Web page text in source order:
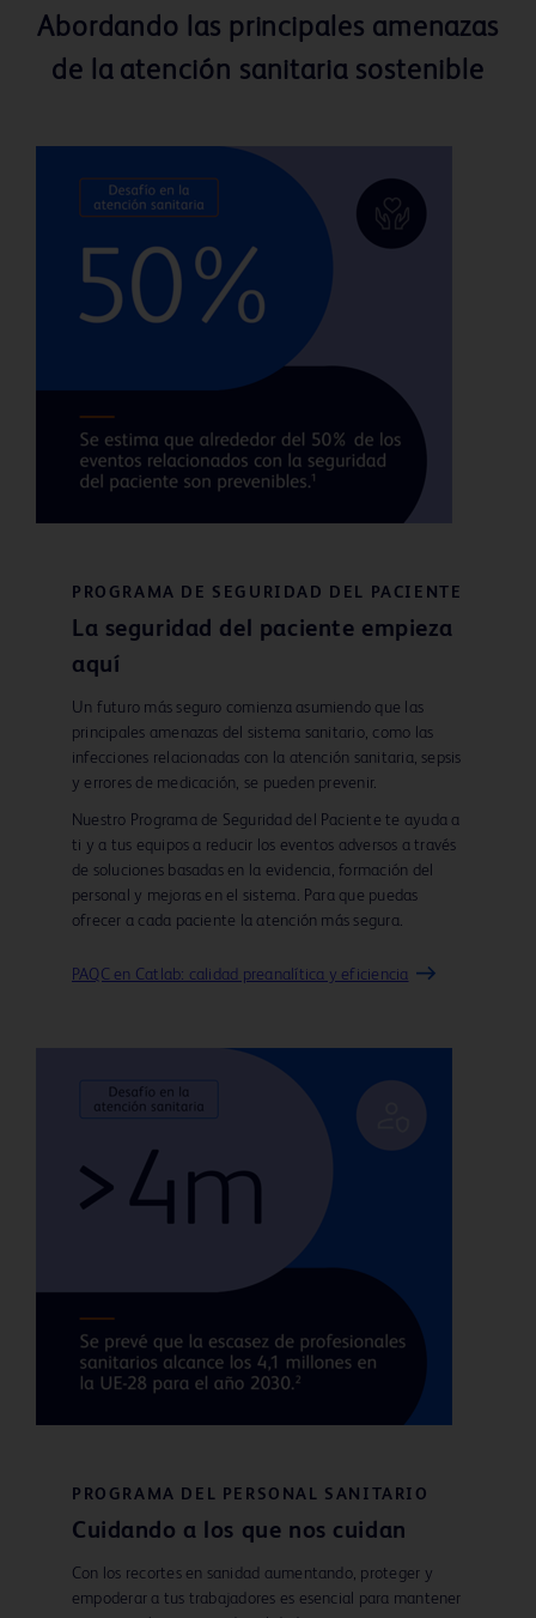
Abordando las principales amenazas
de la atención sanitaria sostenible
PROGRAMA DE SEGURIDAD DEL PACIENTE
La seguridad del paciente empieza
aquí
Un futuro más seguro comienza asumiendo que las
principales amenazas del sistema sanitario, como las
infecciones relacionadas con la atención sanitaria, sepsis
y errores de medicación, se pueden prevenir.
Nuestro Programa de Seguridad del Paciente te ayuda a
ti y a tus equipos a reducir los eventos adversos a través
de soluciones basadas en la evidencia, formación del
personal y mejoras en el sistema. Para que puedas
ofrecer a cada paciente la atención más segura.
PAQC en Catlab: calidad preanalítica y eficiencia
PROGRAMA DEL PERSONAL SANITARIO
Cuidando a los que nos cuidan
Con los recortes en sanidad aumentando, proteger y
empoderar a tus trabajadores es esencial para mantener